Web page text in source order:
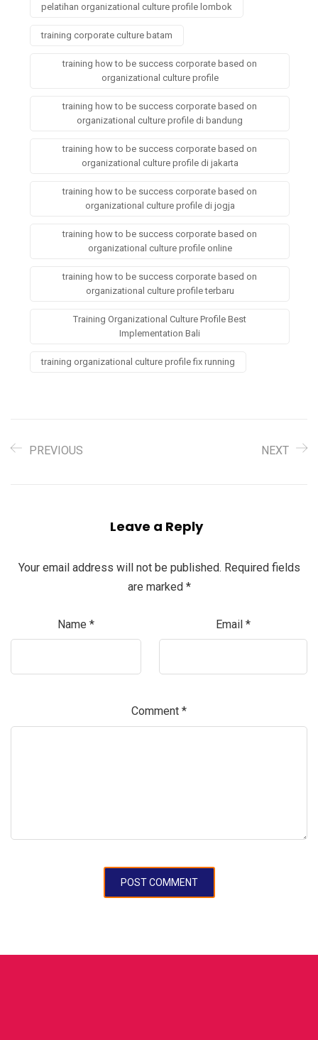
pelatihan organizational culture profile lombok
training corporate culture batam
training how to be success corporate based on
organizational culture profile
training how to be success corporate based on
organizational culture profile di bandung
training how to be success corporate based on
organizational culture profile di jakarta
training how to be success corporate based on
organizational culture profile di jogja
training how to be success corporate based on
organizational culture profile online
training how to be success corporate based on
organizational culture profile terbaru
Training Organizational Culture Profile Best
Implementation Bali
training organizational culture profile fix running
PREVIOUS NEXT
Leave a Reply
Your email address will not be published. Required fields
are marked *
Name * Email *
Comment *